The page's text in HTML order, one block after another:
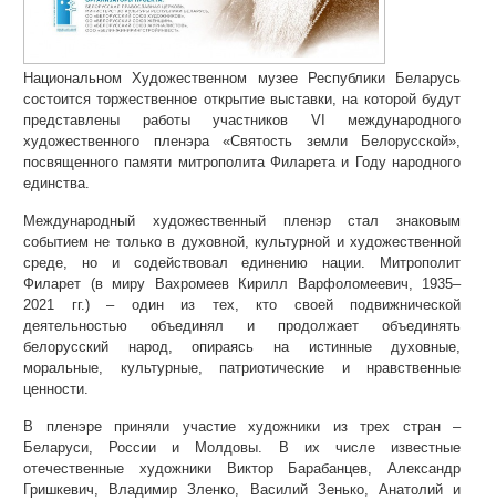
Национальном Художественном музее Республики Беларусь
состоится торжественное открытие выставки, на которой будут
представлены работы участников VI международного
художественного пленэра «Святость земли Белорусской»,
посвященного памяти митрополита Филарета и Году народного
единства.
Международный художественный пленэр стал знаковым
событием не только в духовной, культурной и художественной
среде, но и содействовал единению нации. Митрополит
Филарет (в миру Вахромеев Кирилл Варфоломеевич, 1935–
2021 гг.) – один из тех, кто своей подвижнической
деятельностью объединял и продолжает объединять
белорусский народ, опираясь на истинные духовные,
моральные, культурные, патриотические и нравственные
ценности.
В пленэре приняли участие художники из трех стран –
Беларуси, России и Молдовы. В их числе известные
отечественные художники Виктор Барабанцев, Александр
Гришкевич, Владимир Зленко, Василий Зенько, Анатолий и